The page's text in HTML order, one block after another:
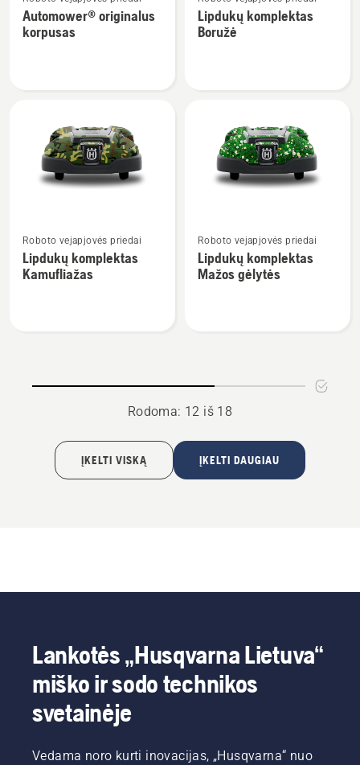
detalių
apie
Automower® originalus
korpusas
detalių
apie
Lipdukų komplektas
Boružė
daugiau
detalių
apie
Roboto vejapjovės priedai
Lipdukų komplektas
Kamufliažas
daugiau
detalių
apie
Roboto vejapjovės priedai
Lipdukų komplektas
Mažos gėlytės
Rodoma: 12 iš 18
ĮKELTI VISKĄ ĮKELTI DAUGIAU
Lankotės „Husqvarna Lietuva“
miško ir sodo technikos
svetainėje
Vedama noro kurti inovacijas, „Husqvarna“ nuo